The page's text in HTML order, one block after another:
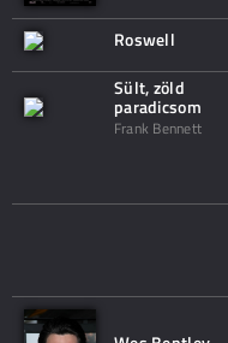
Roswell
Sült, zöld
paradicsom
Frank Bennett